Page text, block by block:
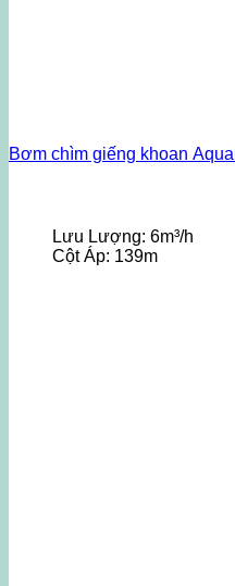
Bơm chìm giếng khoan
Lưu Lượng: 6m³/h
Cột Áp: 139m